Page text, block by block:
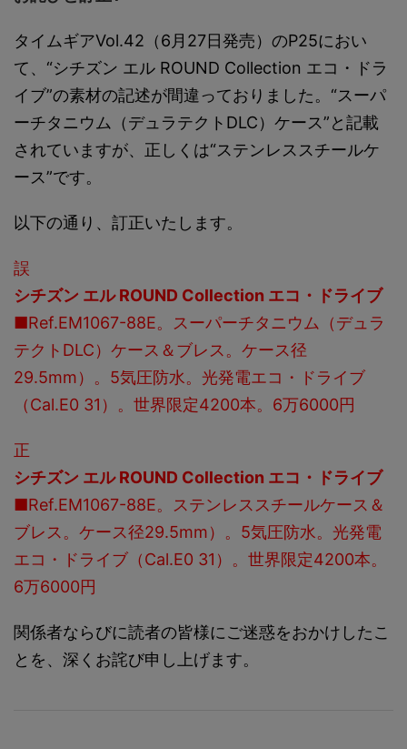
タイムギアVol.42（6月27日発売）のP25におい
て、“シチズン エル ROUND Collection エコ・ドラ
イブ”の素材の記述が間違っておりました。“スーパ
ーチタニウム（デュラテクトDLC）ケース”と記載
されていますが、正しくは“ステンレススチールケ
ース”です。
以下の通り、訂正いたします。
誤
シチズン エルROUND Collection エコ・ドライブ
■Ref.EM1067-88E。スーパーチタニウム（デュラ
テクトDLC）ケース＆ブレス。ケース径
29.5mm）。5気圧防水。光発電エコ・ドライブ
（Cal.E0 31）。世界限定4200本。6万6000円
正
シチズン エルROUND Collection エコ・ドライブ
■Ref.EM1067-88E。ステンレススチールケース＆
ブレス。ケース径29.5mm）。5気圧防水。光発電
エコ・ドライブ（Cal.E0 31）。世界限定4200本。
6万6000円
関係者ならびに読者の皆様にご迷惑をおかけしたこ
とを、深くお詫び申し上げます。